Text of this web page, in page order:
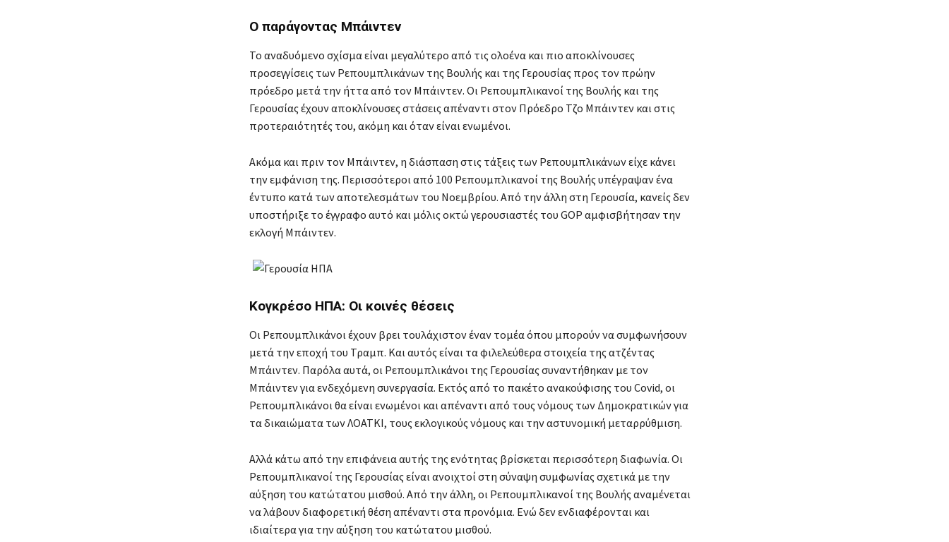
Ο παράγοντας Μπάιντεν
Το αναδυόμενο σχίσμα είναι μεγαλύτερο από τις ολοένα και πιο αποκλίνουσες
προσεγγίσεις των Ρεπουμπλικάνων της Βουλής και της Γερουσίας προς τον πρώην
πρόεδρο μετά την ήττα από τον Μπάιντεν. Οι Ρεπουμπλικανοί της Βουλής και της
Γερουσίας έχουν αποκλίνουσες στάσεις απέναντι στον Πρόεδρο Τζο Μπάιντεν και στις
προτεραιότητές του, ακόμη και όταν είναι ενωμένοι.
Ακόμα και πριν τον Μπάιντεν, η διάσπαση στις τάξεις των Ρεπουμπλικάνων είχε κάνει
την εμφάνιση της. Περισσότεροι από 100 Ρεπουμπλικανοί της Βουλής υπέγραψαν ένα
έντυπο κατά των αποτελεσμάτων του Νοεμβρίου. Από την άλλη στη Γερουσία, κανείς δεν
υποστήριξε το έγγραφο αυτό και μόλις οκτώ γερουσιαστές του GOP αμφισβήτησαν την
εκλογή Μπάιντεν.
Κογκρέσο ΗΠΑ: Οι κοινές θέσεις
Οι Ρεπουμπλικάνοι έχουν βρει τουλάχιστον έναν τομέα όπου μπορούν να συμφωνήσουν
μετά την εποχή του Τραμπ. Και αυτός είναι τα φιλελεύθερα στοιχεία της ατζέντας
Μπάιντεν. Παρόλα αυτά, οι Ρεπουμπλικάνοι της Γερουσίας συναντήθηκαν με τον
Μπάιντεν για ενδεχόμενη συνεργασία. Εκτός από το πακέτο ανακούφισης του Covid, οι
Ρεπουμπλικάνοι θα είναι ενωμένοι και απέναντι από τους νόμους των Δημοκρατικών για
τα δικαιώματα των ΛΟΑΤΚΙ, τους εκλογικούς νόμους και την αστυνομική μεταρρύθμιση.
Αλλά κάτω από την επιφάνεια αυτής της ενότητας βρίσκεται περισσότερη διαφωνία. Οι
Ρεπουμπλικανοί της Γερουσίας είναι ανοιχτοί στη σύναψη συμφωνίας σχετικά με την
αύξηση του κατώτατου μισθού. Από την άλλη, οι Ρεπουμπλικανοί της Βουλής αναμένεται
να λάβουν διαφορετική θέση απέναντι στα προνόμια. Ενώ δεν ενδιαφέρονται και
ιδιαίτερα για την αύξηση του κατώτατου μισθού.